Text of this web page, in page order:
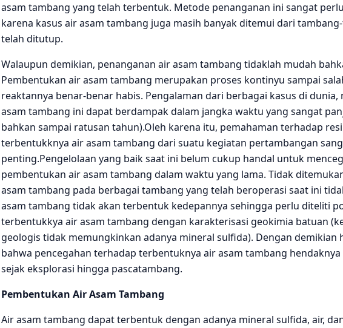
asam tambang yang telah terbentuk. Metode penanganan ini sangat
karena kasus air asam tambang juga masih banyak ditemui dari
telah ditutup.
Walaupun demikian, penanganan air asam tambang tidaklah mudah
Pembentukan air asam tambang merupakan proses kontinyu sampai
reaktannya benar-benar habis. Pengalaman dari berbagai kasus di dunia,
asam tambang ini dapat berdampak dalam jangka waktu yang sangat
bahkan sampai ratusan tahun).Oleh karena itu, pemahaman terhadap
terbentukknya air asam tambang dari suatu kegiatan pertambangan
penting.Pengelolaan yang baik saat ini belum cukup handal untuk
pembentukan air asam tambang dalam waktu yang lama. Tidak
asam tambang pada berbagai tambang yang telah beroperasi saat ini
asam tambang tidak akan terbentuk kedepannya sehingga perlu diteliti
terbentukkya air asam tambang dengan karakterisasi geokimia batuan
geologis tidak memungkinkan adanya mineral sulfida). Dengan demikian
bahwa pencegahan terhadap terbentuknya air asam tambang
sejak eksplorasi hingga pascatambang.
Pembentukan Air Asam Tambang
Air asam tambang dapat terbentuk dengan adanya mineral sulfida, air,